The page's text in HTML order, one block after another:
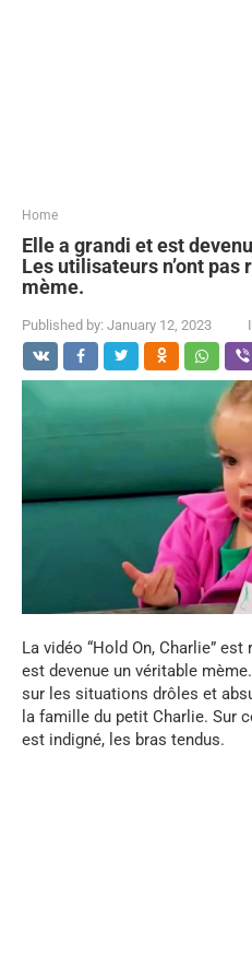
Home
Elle a grandi et est
Les utilisateurs n’ont pas
mème.
Published by: January 12, 2023
La vidéo “Hold On, Charlie”
est devenue un véritable
sur les situations drôles et
la famille du petit Charlie. Sur
est indigné, les bras tendus.